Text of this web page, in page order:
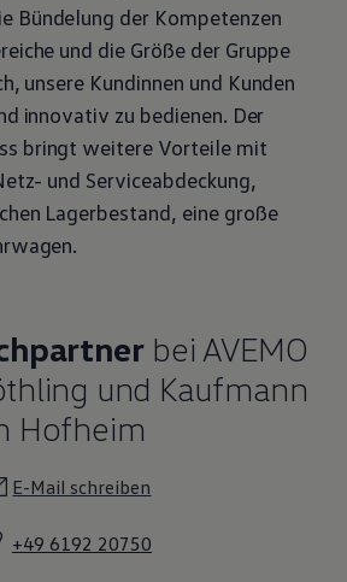
Bündelung der Kompetenzen
und die Größe der Gruppe
unsere Kundinnen und Kunden
innovativ zu bedienen. Der
bringt weitere Vorteile mit
und Serviceabdeckung,
Lagerbestand, eine große
bei AVEMO
und Kaufmann
Hofheim
E-Mail schreiben
+49 6192 20750